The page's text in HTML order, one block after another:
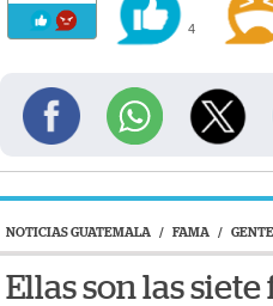
4
NOTICIAS GUATEMALA / FAMA / GENTE
Ellas son las